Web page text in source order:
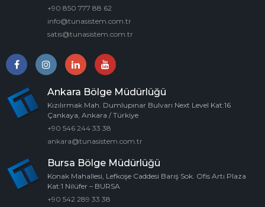
+90 850 777 88 62
info@tunasistem.com.tr
satis@tunasistem.com.tr
Ankara Bölge Müdürlüğü
Kızılırmak Mah. Dumlupınar Bulvarı Next Level Kat:16
Çankaya, Ankara / Türkiye
+90 546 244 33 38
ankara@tunasistem.com.tr
Bursa Bölge Müdürlüğü
Konak Mahallesi, Lefkoşe Caddesi Barış Sok. Ofis Artı Plaza
Kat:1 Nilüfer – BURSA
+90 542 289 33 38